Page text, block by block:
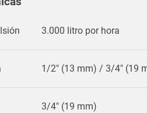
3.000 litro por hora
1/2" (13 mm) / 3/4" (19
3/4" (19 mm)